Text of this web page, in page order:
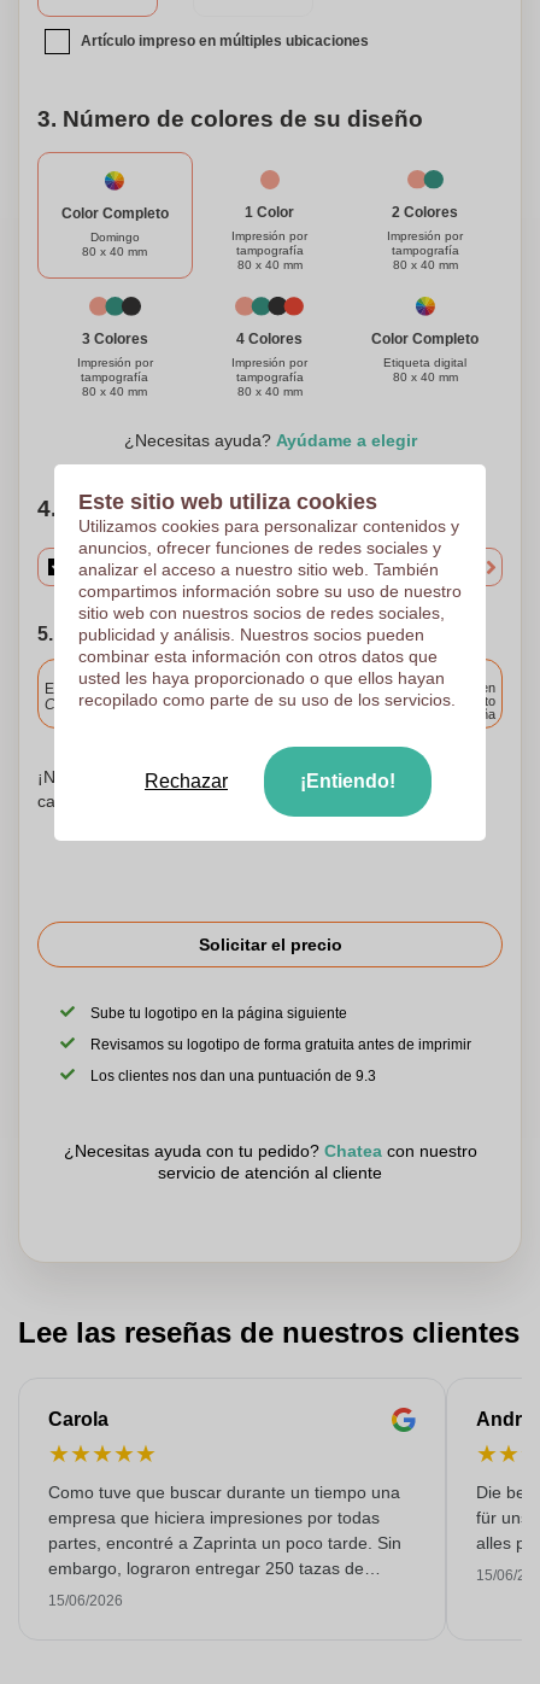
noche de póker o sorprende a tus seres queridos con un
mazo de cartas único. Mejora tu experiencia de juego con
manera responsable, sostenible y con estilo!
Artículo impreso en múltiples ubicaciones
3. Número de colores de su diseño
Color Completo
Domingo
80 x 40 mm
1 Color
Impresión por
tampografía
80 x 40 mm
2 Colores
Impresión por
tampografía
80 x 40 mm
3 Colores
Impresión por
tampografía
80 x 40 mm
4 Colores
Impresión por
tampografía
80 x 40 mm
Color Completo
Etiqueta digital
80 x 40 mm
¿Necesitas ayuda? Ayúdame a elegir
4. Elige tu cantidad
5. Elija su fecha de envío
Incluido
Entrega estándar
Cargue y apruebe sus archivos antes de las 9.30 a.m.
Entrega en
cualquier punto
de España
¡No te preocupes! Simplemente suba sus archivos a la
canasta de compras
Solicitar el precio
Sube tu logotipo en la página siguiente
Revisamos su logotipo de forma gratuita antes de imprimir
Los clientes nos dan una puntuación de 9.3
¿Necesitas ayuda con tu pedido? Chateacon nuestro
servicio de atención al cliente
Lee las reseñas de nuestros clientes
Carola
★★★★★
Como tuve que buscar durante un tiempo una
empresa que hiciera impresiones por todas
partes, encontré a Zaprinta un poco tarde. Sin
embargo, lograron entregar 250 tazas de
esmalte con una impresión excelente a tiempo.
15/06/2026
★★
Die
für
alles
15/06/
Este sitio web utiliza cookies
Utilizamos cookies para personalizar contenidos y
anuncios, ofrecer funciones de redes sociales y
analizar el acceso a nuestro sitio web. También
compartimos información sobre su uso de nuestro
sitio web con nuestros socios de redes sociales,
publicidad y análisis. Nuestros socios pueden
combinar esta información con otros datos que
usted les haya proporcionado o que ellos hayan
recopilado como parte de su uso de los servicios.
Rechazar ¡Entiendo!